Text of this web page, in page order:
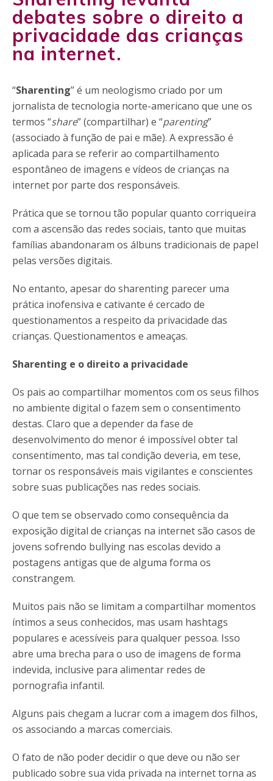
debates sobre o direito a
privacidade das crianças
na internet.
“Sharenting” é um neologismo criado por um
jornalista de tecnologia norte-americano que une os
termos “share” (compartilhar) e “parenting”
(associado à função de pai e mãe). A expressão é
aplicada para se referir ao compartilhamento
espontâneo de imagens e vídeos de crianças na
internet por parte dos responsáveis.
Prática que se tornou tão popular quanto corriqueira
com a ascensão das redes sociais, tanto que muitas
famílias abandonaram os álbuns tradicionais de papel
pelas versões digitais.
No entanto, apesar do sharenting parecer uma
prática inofensiva e cativante é cercado de
questionamentos a respeito da privacidade das
crianças. Questionamentos e ameaças.
Sharenting e o direito a privacidade
Os pais ao compartilhar momentos com os seus filhos
no ambiente digital o fazem sem o consentimento
destas. Claro que a depender da fase de
desenvolvimento do menor é impossível obter tal
consentimento, mas tal condição deveria, em tese,
tornar os responsáveis mais vigilantes e conscientes
sobre suas publicações nas redes sociais.
O que tem se observado como consequência da
exposição digital de crianças na internet são casos de
jovens sofrendo bullying nas escolas devido a
postagens antigas que de alguma forma os
constrangem.
Muitos pais não se limitam a compartilhar momentos
íntimos a seus conhecidos, mas usam hashtags
populares e acessíveis para qualquer pessoa. Isso
abre uma brecha para o uso de imagens de forma
indevida, inclusive para alimentar redes de
pornografia infantil.
Alguns pais chegam a lucrar com a imagem dos filhos,
os associando a marcas comerciais.
O fato de não poder decidir o que deve ou não ser
publicado sobre sua vida privada na internet torna as